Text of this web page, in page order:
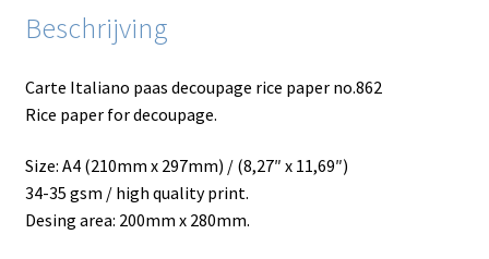
Beschrijving
Carte Italiano paas decoupage rice paper no.862
Rice paper for decoupage.
Size: A4 (210mm x 297mm) / (8,27″ x 11,69″)
34-35 gsm / high quality print.
Desing area: 200mm x 280mm.